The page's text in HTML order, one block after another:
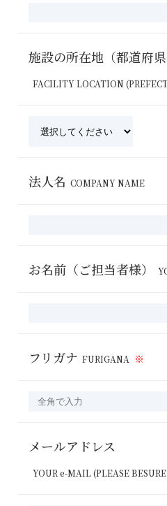
施設の所在地（都道府県
FACILITY LOCATION
法人名 COMPANY NAME
お名前（ご担当者様）
フリガナ FURIGANA
メールアドレス
YOUR e-MAIL (PLEASE